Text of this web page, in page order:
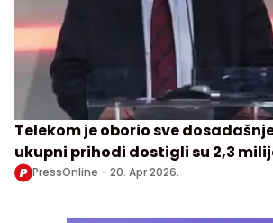
Telekom je oborio sve
ukupni prihodi dostigli su 2,3
je neto dobit iznosila čak 1,3
PressOnline - 20. Apr 2026.